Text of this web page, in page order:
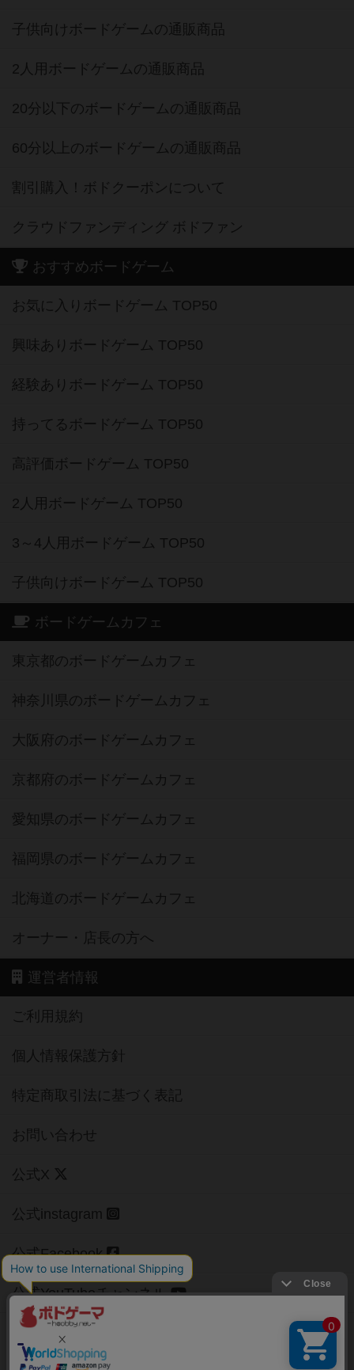
子供向けボードゲームの通販商品
2人用ボードゲームの通販商品
20分以下のボードゲームの通販商品
60分以上のボードゲームの通販商品
割引購入！ボドクーポンについて
クラウドファンディング ボドファン
おすすめボードゲーム
お気に入りボードゲーム TOP50
興味ありボードゲーム TOP50
経験ありボードゲーム TOP50
持ってるボードゲーム TOP50
高評価ボードゲーム TOP50
2人用ボードゲーム TOP50
3～4人用ボードゲーム TOP50
子供向けボードゲーム TOP50
ボードゲームカフェ
東京都のボードゲームカフェ
神奈川県のボードゲームカフェ
大阪府のボードゲームカフェ
京都府のボードゲームカフェ
愛知県のボードゲームカフェ
福岡県のボードゲームカフェ
北海道のボードゲームカフェ
オーナー・店長の方へ
運営者情報
ご利用規約
個人情報保護方針
特定商取引法に基づく表記
お問い合わせ
公式X
公式instagram
公式Facebook
公式YouTubeチャンネル